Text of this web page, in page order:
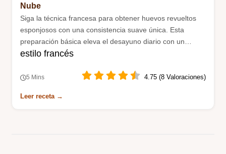
Nube
Siga la técnica francesa para obtener huevos revueltos
esponjosos con una consistencia suave única. Esta
preparación básica eleva el desayuno diario con un
método sencillo que requiere fuego muy bajo y paciencia.
estilo francés
5 Mins 4.75 (8 Valoraciones)
Leer receta →